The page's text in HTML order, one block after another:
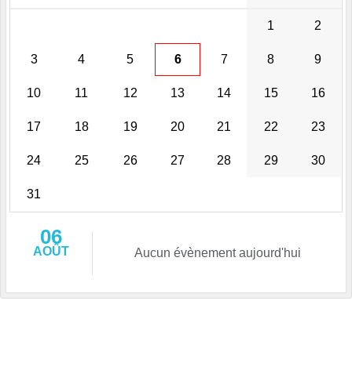
1 2
3 4 5 6 7 8 9
10 11 12 13 14 15 16
17 18 19 20 21 22 23
24 25 26 27 28 29 30
31
06
AOÛT Aucun évènement aujourd'hui